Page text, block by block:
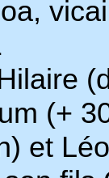
(+
et